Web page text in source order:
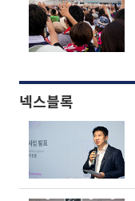
넥스블록